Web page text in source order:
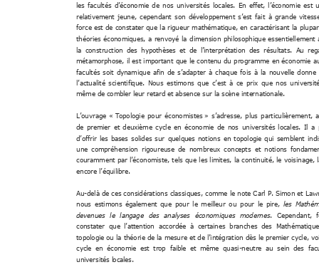
les facultés d’économie de nos universités locales. En effet, ’économie est
relativement jeune, cependant son développement s’est fait à grande
force est de constater que la rigueur mathématique, en caractérisant la
théories économiques, a renvoyé la dimension philosophique essentiellement
la construction des hypothèses et de l’interprétation des résultats. Au
métamorphose, il est important que le contenu du programme en économie
facultés soit dynamique afin de s’adapter à chaque fois à la nouvelle donne
l’actualité scientifique. Nous estimons que c’est à ce prix que nos
même de combler leur retard et absence sur la scène internationale.
L’ouvrage « Topologie pour économistes » s’adresse, plus particulièrement,
de premier et deuxième cycle en économie de nos universités locales. Il a
d’offrir les bases solides sur quelques notions en topologie qui semblent
une compréhension rigoureuse de nombreux concepts et notions
couramment par l’économiste, tels que les limites, la continuité, le voisinage,
encore l’équilibre.
Au-delà de ces considérations classiques, comme le note Carl P. Simon et
nous estimons également que pour le meilleur ou pour le pire, les
devenues
le langage des analyses économiques modernes. Cependant,
constater  que
l’attention  accordée
  à  cer
taines  branches des
topologie ou
la théorie de la mesure et de l’intégration dès le premier cycle,
cycle en  économie est  trop  faible et  même quasi-neutre au  sein
des
universités locales.